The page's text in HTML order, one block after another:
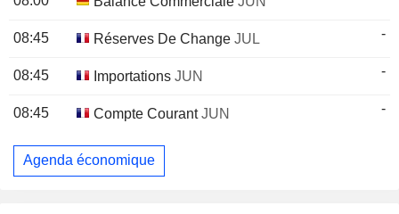
08:45 Réserves De Change JUL -
08:45 Importations JUN -
08:45 Compte CourantJUN -
Agenda économique